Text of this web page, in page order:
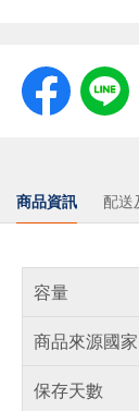
商品資訊 配送
容量
商品來源國家
保存天數